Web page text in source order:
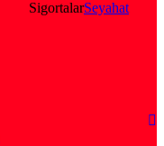
SigortalarSeyahat